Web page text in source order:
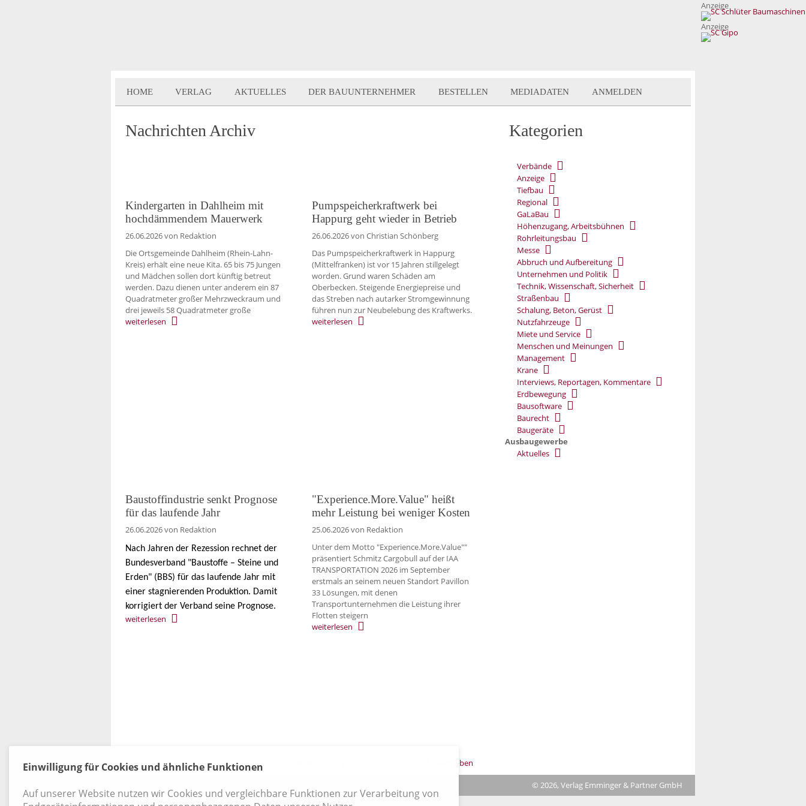
Anzeige
Anzeige
HOME VERLAG AKTUELLES DER BAUUNTERNEHMER BESTELLEN MEDIADATEN ANMELDEN
Nachrichten Archiv
Kindergarten in Dahlheim mit
hochdämmendem Mauerwerk
26.06.2026von Redaktion
Die Ortsgemeinde Dahlheim (Rhein-Lahn-
Kreis) erhält eine neue Kita. 65 bis 75 Jungen
und Mädchen sollen dort künftig betreut
werden. Dazu dienen unter anderem ein 87
Quadratmeter großer Mehrzweckraum und
drei jeweils 58 Quadratmeter große
weiterlesen
Pumpspeicherkraftwerk bei
Happurg geht wieder in Betrieb
26.06.2026von Christian Schönberg
Das Pumpspeicherkraftwerk in Happurg
(Mittelfranken) ist vor 15 Jahren stillgelegt
worden. Grund waren Schäden am
Oberbecken. Steigende Energiepreise und
das Streben nach autarker Stromgewinnung
führen nun zur Neubelebung des Kraftwerks.
weiterlesen
Baustoffindustrie senkt Prognose
für das laufende Jahr
26.06.2026von Redaktion
Nach Jahren der Rezession rechnet der
Bundesverband "Baustoffe – Steine und
Erden" (BBS) für das laufende Jahr mit
einer stagnierenden Produktion. Damit
korrigiert der Verband seine Prognose.
weiterlesen
"Experience.More.Value" heißt
mehr Leistung bei weniger Kosten
25.06.2026von Redaktion
Unter dem Motto "Experience.More.Value""
präsentiert Schmitz Cargobull auf der IAA
TRANSPORTATION 2026 im September
erstmals an seinem neuen Standort Pavillon
33 Lösungen, mit denen
Transportunternehmen die Leistung ihrer
Flotten steigern
weiterlesen
5 / 519 Nach oben
Kategorien
Verbände
Anzeige
Tiefbau
Regional
GaLaBau
Höhenzugang, Arbeitsbühnen
Rohrleitungsbau
Messe
Abbruch und Aufbereitung
Unternehmen und Politik
Technik, Wissenschaft, Sicherheit
Straßenbau
Schalung, Beton, Gerüst
Nutzfahrzeuge
Miete und Service
Menschen und Meinungen
Management
Krane
Interviews, Reportagen, Kommentare
Erdbewegung
Bausoftware
Baurecht
Baugeräte
Ausbaugewerbe
Aktuelles
© 2026, Verlag Emminger & Partner GmbH
Einwilligung für Cookies und ähnliche Funktionen
Auf unserer Website nutzen wir Cookies und vergleichbare Funktionen zur Verarbeitung von